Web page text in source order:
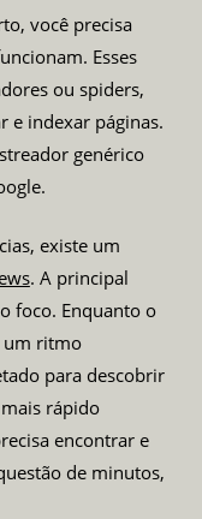
você precisa
Esses
ou spiders,
e indexar páginas.
genérico
existe um
. A principal
foco. Enquanto o
um ritmo
para descobrir
rápido
encontrar e
de minutos,